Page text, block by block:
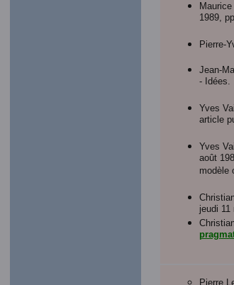
1989,
Pierre-
Jean-
- Idées.
Yves
article
Yves
août
modèle
jeudi
Pierre